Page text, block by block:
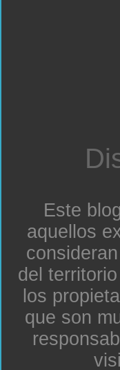
Este
aquellos
del
los
que son